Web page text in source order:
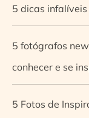
5 dicas
5 fotógrafos
conhecer e se
5 Fotos de